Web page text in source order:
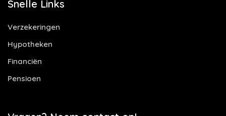
Snelle Links
Verzekeringen
Hypotheken
Financiën
Pensioen